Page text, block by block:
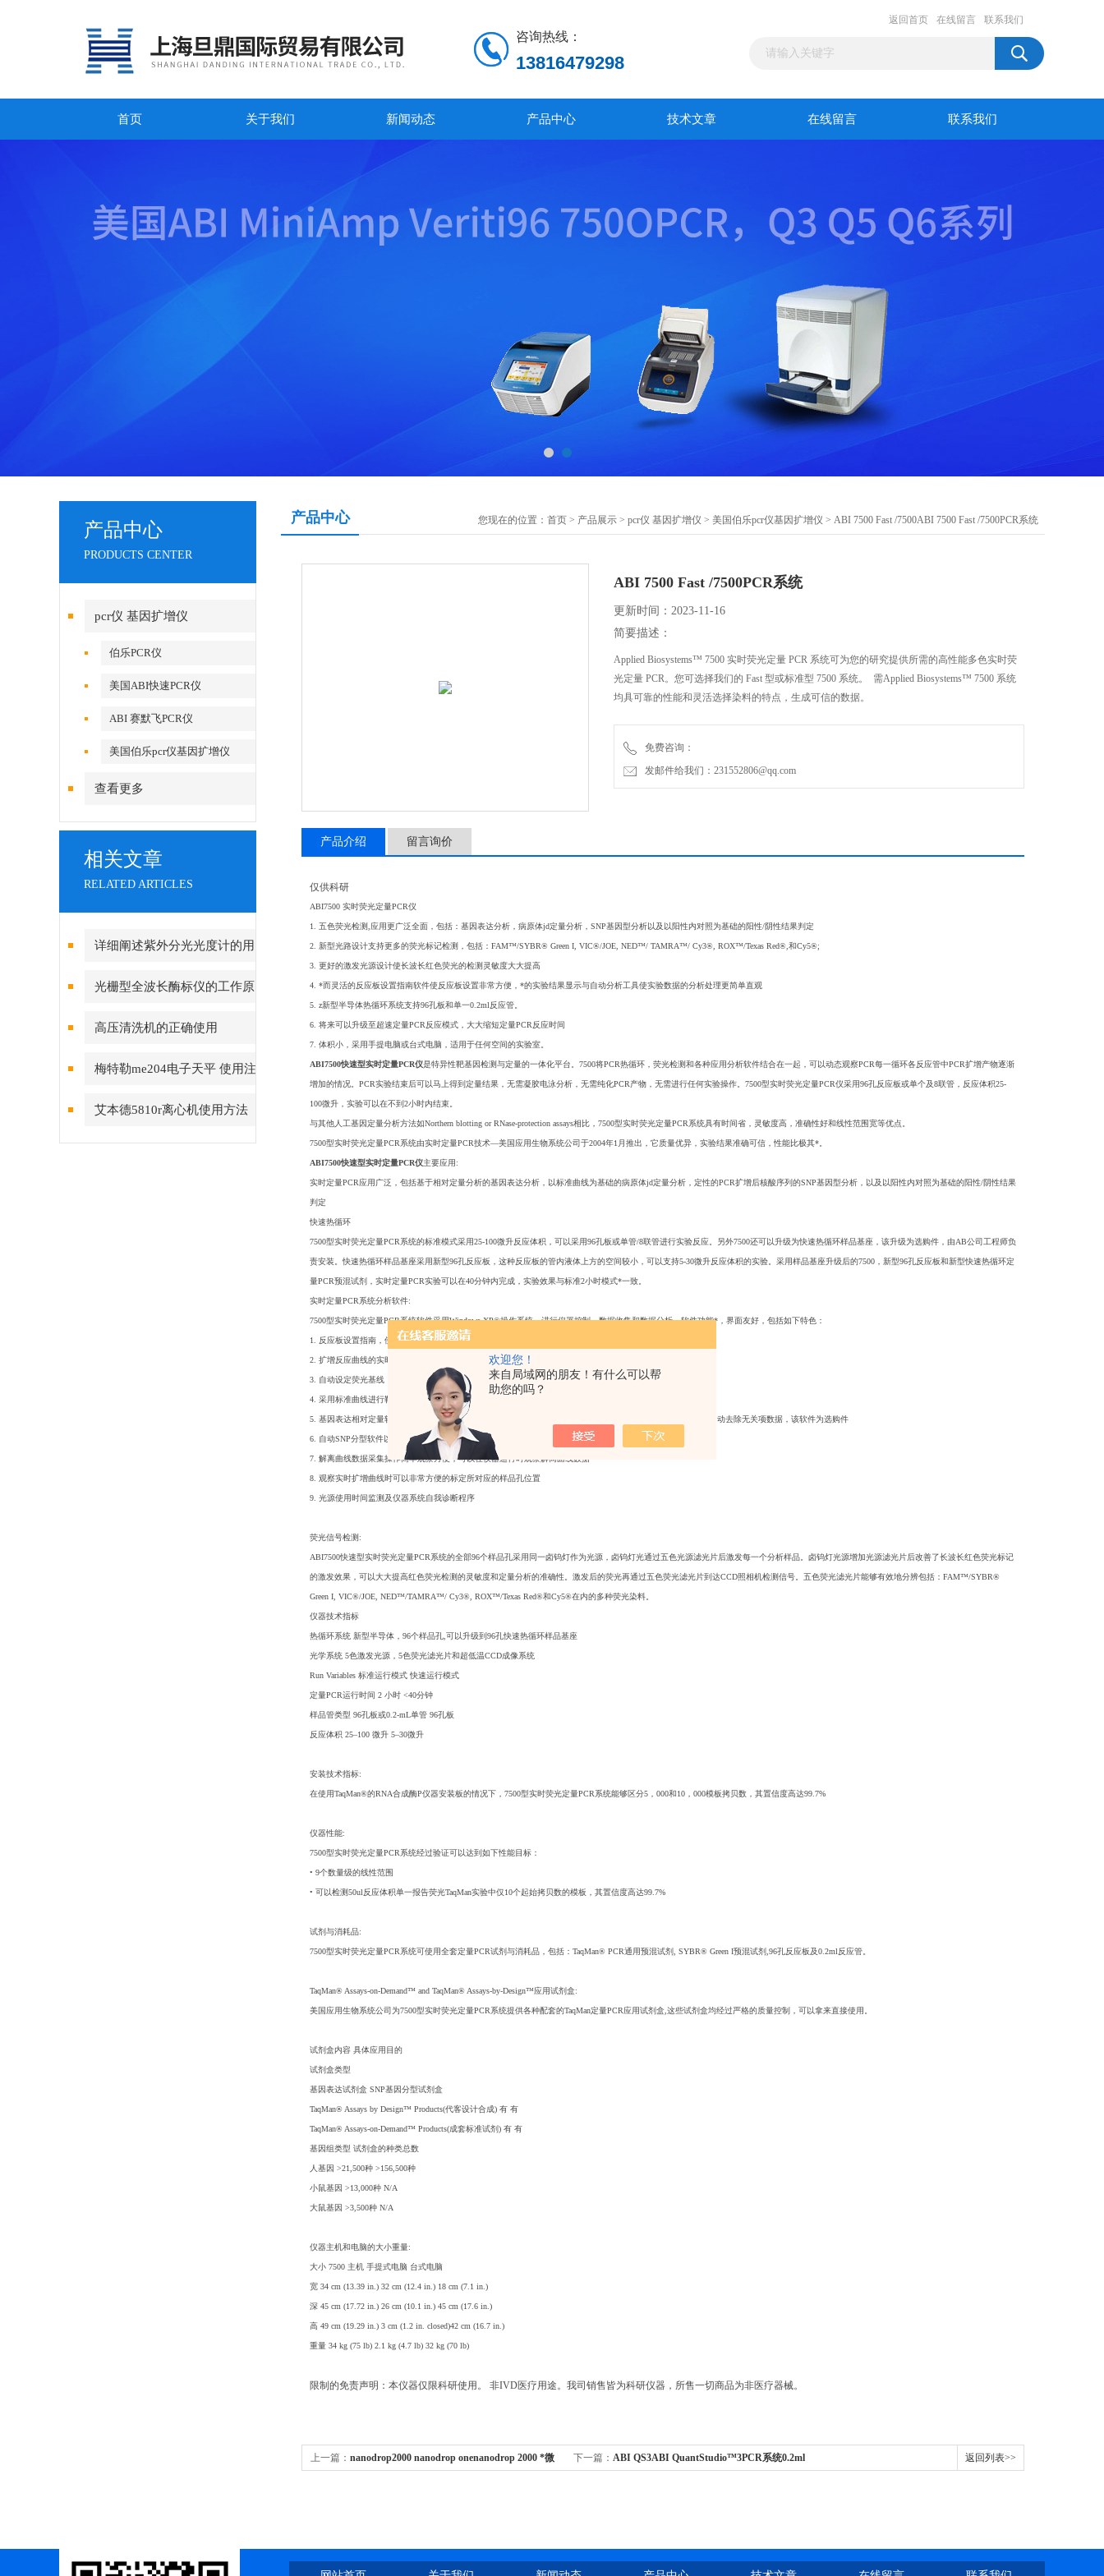
欢迎您！
来自局域网的朋友！有什么可以帮
助您的吗？
咨询热线：
13816479298
返回首页 在线留言 联系我们
首页 关于我们 新闻动态 产品中心 技术文章 在线留言 联系我们
产品中心
PRODUCTS CENTER
pcr仪 基因扩增仪
伯乐PCR仪
美国ABI快速PCR仪
ABI 赛默飞PCR仪
美国伯乐pcr仪基因扩增仪
查看更多
相关文章
RELATED ARTICLES
详细阐述紫外分光光度计的用
途及工作原理
光栅型全波长酶标仪的工作原
理
高压清洗机的正确使用
梅特勒me204电子天平 使用注
意事项
艾本德5810r离心机使用方法
简要步骤
产品中心 您现在的位置： 首页 > 产品展示 > pcr仪 基因扩增仪 > 美国伯乐pcr仪基因扩增仪 > ABI 7500 Fast /7500ABI 7500 Fast /7500PCR系统
ABI 7500 Fast /7500PCR系统
更新时间：2023-11-16
简要描述：
Applied Biosystems™ 7500 实时荧光定量 PCR 系统可为您的研究提供所需的高性能多色实时荧
光定量 PCR。您可选择我们的 Fast 型或标准型 7500 系统。 需Applied Biosystems™ 7500 系统
均具可靠的性能和灵活选择染料的特点，生成可信的数据。
免费咨询：
发邮件给我们：231552806@qq.com
产品介绍 留言询价
仅供科研
ABI7500 实时荧光定量PCR仪
1. 五色荧光检测,应用更广泛全面，包括：基因表达分析，病原体jd定量分析，SNP基因型分析以及以阳性内对照为基础的阳性/阴性结果判定
2. 新型光路设计支持更多的荧光标记检测，包括：FAM™/SYBR® Green I, VIC®/JOE, NED™/ TAMRA™/ Cy3®, ROX™/Texas Red®,和Cy5®;
3. 更好的激发光源设计使长波长红色荧光的检测灵敏度大大提高
4. *而灵活的反应板设置指南软件使反应板设置非常方便，*的实验结果显示与自动分析工具使实验数据的分析处理更简单直观
5. z新型半导体热循环系统支持96孔板和单一0.2ml反应管。
6. 将来可以升级至超速定量PCR反应模式，大大缩短定量PCR反应时间
7. 体积小，采用手提电脑或台式电脑，适用于任何空间的实验室。
ABI7500快速型实时定量PCR仪是特异性靶基因检测与定量的一体化平台。7500将PCR热循环，荧光检测和各种应用分析软件结合在一起，可以动态观察PCR每一循环各反应管中PCR扩增产物逐渐
增加的情况。PCR实验结束后可以马上得到定量结果，无需凝胶电泳分析，无需纯化PCR产物，无需进行任何实验操作。7500型实时荧光定量PCR仪采用96孔反应板或单个及8联管，反应体积25-
100微升，实验可以在不到2小时内结束。
与其他人工基因定量分析方法如Northern blotting or RNase-protection assays相比，7500型实时荧光定量PCR系统具有时间省，灵敏度高，准确性好和线性范围宽等优点。
7500型实时荧光定量PCR系统由实时定量PCR技术—美国应用生物系统公司于2004年1月推出，它质量优异，实验结果准确可信，性能比极其*。
ABI7500快速型实时定量PCR仪主要应用:
实时定量PCR应用广泛，包括基于相对定量分析的基因表达分析，以标准曲线为基础的病原体jd定量分析，定性的PCR扩增后核酸序列的SNP基因型分析，以及以阳性内对照为基础的阳性/阴性结果
判定
快速热循环
7500型实时荧光定量PCR系统的标准模式采用25-100微升反应体积，可以采用96孔板或单管/8联管进行实验反应。另外7500还可以升级为快速热循环样品基座，该升级为选购件，由AB公司工程师负
责安装。快速热循环样品基座采用新型96孔反应板，这种反应板的管内液体上方的空间较小，可以支持5-30微升反应体积的实验。采用样品基座升级后的7500，新型96孔反应板和新型快速热循环定
量PCR预混试剂，实时定量PCR实验可以在40分钟内完成，实验效果与标准2小时模式*一致。
实时定量PCR系统分析软件:
7500型实时荧光定量PCR系统软件采用Windows XP®操作系统，进行仪器控制，数据收集和数据分析，软件功能*，界面友好，包括如下特色：
1. 反应板设置指南，使实验设计非常简单，即使是复杂的多重定量实验也是如此。
2. 扩增反应曲线的实时监测
3. 自动设定荧光基线，自动计算荧光阈值使实验结果分析大大简化
4. 采用标准曲线进行靶基因的 定量
5. 基因表达相对定量软件提供*的结果分析显示，可以自动将多达10块96孔板基因表达实验的数据同时分析，并自动去除无关项数据，该软件为选购件
6. 自动SNP分型软件以直观的图表输出分型结果并自动进行分型质量评分
7. 解离曲线数据采集操作简单观察方便，可以在仪器运行时观察解离曲线数据
8. 观察实时扩增曲线时可以非常方便的标定所对应的样品孔位置
9. 光源使用时间监测及仪器系统自我诊断程序
荧光信号检测:
ABI7500快速型实时荧光定量PCR系统的全部96个样品孔采用同一卤钨灯作为光源，卤钨灯光通过五色光源滤光片后激发每一个分析样品。卤钨灯光源增加光源滤光片后改善了长波长红色荧光标记
的激发效果，可以大大提高红色荧光检测的灵敏度和定量分析的准确性。激发后的荧光再通过五色荧光滤光片到达CCD照相机检测信号。五色荧光滤光片能够有效地分辨包括：FAM™/SYBR®
Green I, VIC®/JOE, NED™/TAMRA™/ Cy3®, ROX™/Texas Red®和Cy5®在内的多种荧光染料。
仪器技术指标
热循环系统 新型半导体，96个样品孔,可以升级到96孔快速热循环样品基座
光学系统 5色激发光源，5色荧光滤光片和超低温CCD成像系统
Run Variables 标准运行模式 快速运行模式
定量PCR运行时间 2 小时 <40分钟
样品管类型 96孔板或0.2-mL单管 96孔板
反应体积 25–100 微升 5–30微升
安装技术指标:
在使用TaqMan®的RNA合成酶P仪器安装板的情况下，7500型实时荧光定量PCR系统能够区分5，000和10，000模板拷贝数，其置信度高达99.7%
仪器性能:
7500型实时荧光定量PCR系统经过验证可以达到如下性能目标：
• 9个数量级的线性范围
• 可以检测50ul反应体积单一报告荧光TaqMan实验中仅10个起始拷贝数的模板，其置信度高达99.7%
试剂与消耗品:
7500型实时荧光定量PCR系统可使用全套定量PCR试剂与消耗品，包括：TaqMan® PCR通用预混试剂, SYBR® Green I预混试剂,96孔反应板及0.2ml反应管。
TaqMan® Assays-on-Demand™ and TaqMan® Assays-by-Design™应用试剂盒:
美国应用生物系统公司为7500型实时荧光定量PCR系统提供各种配套的TaqMan定量PCR应用试剂盒,这些试剂盒均经过严格的质量控制，可以拿来直接使用。
试剂盒内容 具体应用目的
试剂盒类型
基因表达试剂盒 SNP基因分型试剂盒
TaqMan® Assays by Design™ Products(代客设计合成) 有 有
TaqMan® Assays-on-Demand™ Products(成套标准试剂) 有 有
基因组类型 试剂盒的种类总数
人基因 >21,500种 >156,500种
小鼠基因 >13,000种 N/A
大鼠基因 >3,500种 N/A
仪器主机和电脑的大小重量:
大小 7500 主机 手提式电脑 台式电脑
宽 34 cm (13.39 in.) 32 cm (12.4 in.) 18 cm (7.1 in.)
深 45 cm (17.72 in.) 26 cm (10.1 in.) 45 cm (17.6 in.)
高 49 cm (19.29 in.) 3 cm (1.2 in. closed)42 cm (16.7 in.)
重量 34 kg (75 lb) 2.1 kg (4.7 lb) 32 kg (70 lb)
限制的免责声明：本仪器仅限科研使用。 非IVD医疗用途。我司销售皆为科研仪器，所售一切商品为非医疗器械。
上一篇： nanodrop2000 nanodrop onenanodrop 2000 *微 下一篇： ABI QS3ABI QuantStudio™3PCR系统0.2ml 返回列表>>